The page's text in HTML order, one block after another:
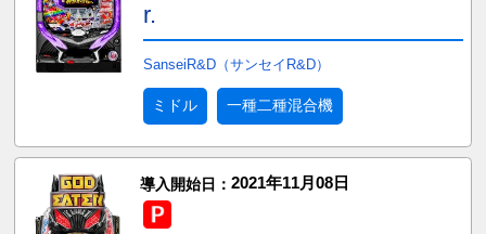
r.
SanseiR&D（サンセイR&D）
ミドル 一種二種混合機
導入開始日： 2021年11月08日